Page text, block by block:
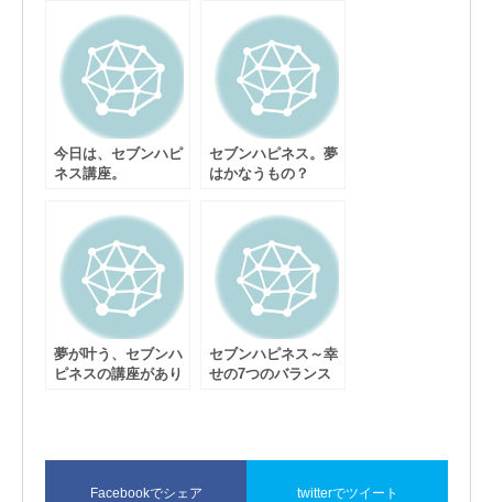
今日は、セブンハピ
ネス講座。
セブンハピネス。夢
はかなうもの？
夢が叶う、セブンハ
ピネスの講座があり
セブンハピネス～幸
せの7つのバランス
Facebookでシェア twitterでツイート